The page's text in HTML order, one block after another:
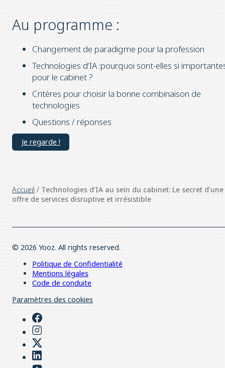
Au programme :
Changement de paradigme pour la profession
Technologies d’IA :pourquoi sont-elles si
pour le cabinet ?
Critères pour choisir la bonne combinaison de
technologies
Questions / réponses
Je regarde !
Accueil / Technologies d’IA au sein du cabinet: Le secret d’une
offre de services disruptive et irrésistible
© 2026 Yooz. All rights reserved.
Politique de Confidentialité
Mentions légales
Code de conduite
Paramètres des cookies